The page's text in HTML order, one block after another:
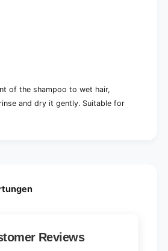
of the shampoo to wet hair,
and dry it gently. Suitable for
Reviews